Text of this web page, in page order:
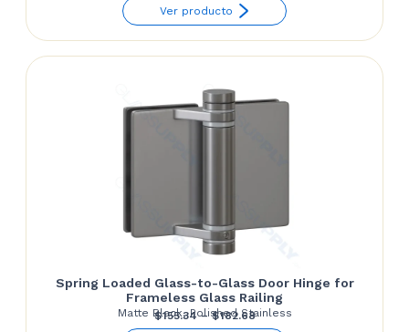
range:
through
Ver producto
Spring Loaded Glass-to-Glass Door Hinge for
Frameless Glass Railing
Matte Black, Polished Stainless
$155.34 – $182.68Price